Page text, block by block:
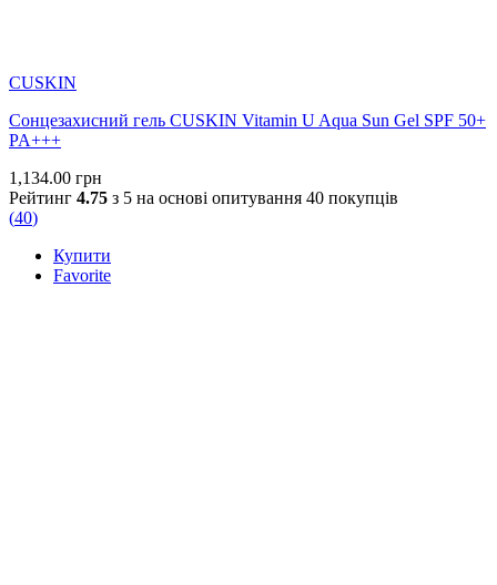
CUSKIN
Сонцезахисний гель CUSKIN Vitamin U Aqua Sun Gel SPF 50+
PA+++
1,134.00 грн
Рейтинг 4.75 з 5 на основі опитування 40 покупців
(40)
Купити
Favorite